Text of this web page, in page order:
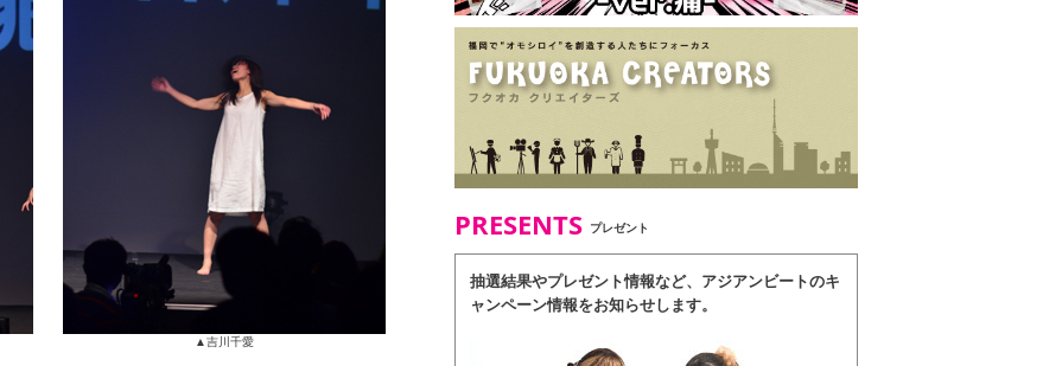
▲吉川千愛
PRESENTS プレゼント
抽選結果やプレゼント情報など、アジアンビートのキ
ャンペーン情報をお知らせします。